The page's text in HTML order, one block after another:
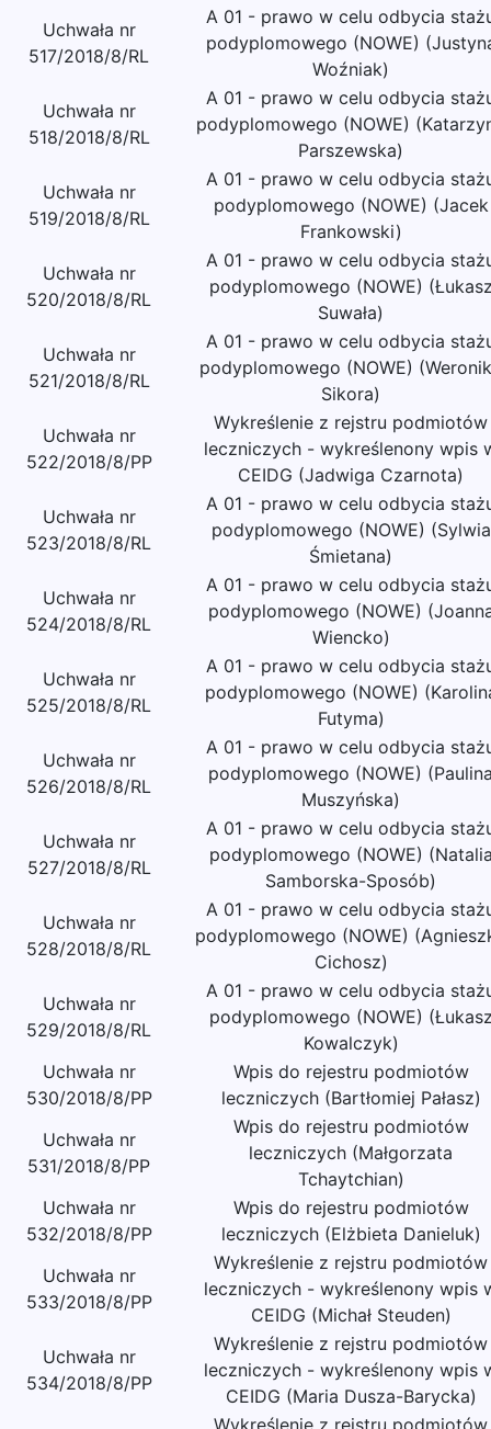
Uchwała nr
517/2018/8/RL
A 01 - prawo w celu odbycia
podyplomowego (NOWE)
Woźniak)
Uchwała nr
518/2018/8/RL
A 01 - prawo w celu odbycia
podyplomowego (NOWE)
Parszewska)
Uchwała nr
519/2018/8/RL
A 01 - prawo w celu odbycia
podyplomowego (NOWE) (Jacek
Frankowski)
Uchwała nr
520/2018/8/RL
A 01 - prawo w celu odbycia
podyplomowego (NOWE)
Suwała)
Uchwała nr
521/2018/8/RL
A 01 - prawo w celu odbycia
podyplomowego (NOWE)
Sikora)
Uchwała nr
522/2018/8/PP
Wykreślenie z rejstru podmiotów
leczniczych - wykreślenony wpis
CEIDG (Jadwiga Czarnota)
Uchwała nr
523/2018/8/RL
A 01 - prawo w celu odbycia
podyplomowego (NOWE) (Sylwia
Śmietana)
Uchwała nr
524/2018/8/RL
A 01 - prawo w celu odbycia
podyplomowego (NOWE)
Wiencko)
Uchwała nr
525/2018/8/RL
A 01 - prawo w celu odbycia
podyplomowego (NOWE)
Futyma)
Uchwała nr
526/2018/8/RL
A 01 - prawo w celu odbycia
podyplomowego (NOWE)
Muszyńska)
Uchwała nr
527/2018/8/RL
A 01 - prawo w celu odbycia
podyplomowego (NOWE)
Samborska-Sposób)
Uchwała nr
528/2018/8/RL
A 01 - prawo w celu odbycia
podyplomowego (NOWE)
Cichosz)
Uchwała nr
529/2018/8/RL
A 01 - prawo w celu odbycia
podyplomowego (NOWE)
Kowalczyk)
Uchwała nr
530/2018/8/PP
Wpis do rejestru podmiotów
leczniczych (Bartłomiej Pałasz)
Uchwała nr
531/2018/8/PP
Wpis do rejestru podmiotów
leczniczych (Małgorzata
Tchaytchian)
Uchwała nr
532/2018/8/PP
Wpis do rejestru podmiotów
leczniczych (Elżbieta Danieluk)
Uchwała nr
533/2018/8/PP
Wykreślenie z rejstru podmiotów
leczniczych - wykreślenony wpis
CEIDG (Michał Steuden)
Uchwała nr
534/2018/8/PP
Wykreślenie z rejstru podmiotów
leczniczych - wykreślenony wpis
CEIDG (Maria Dusza-Barycka)
Wykreślenie z rejstru podmiotów